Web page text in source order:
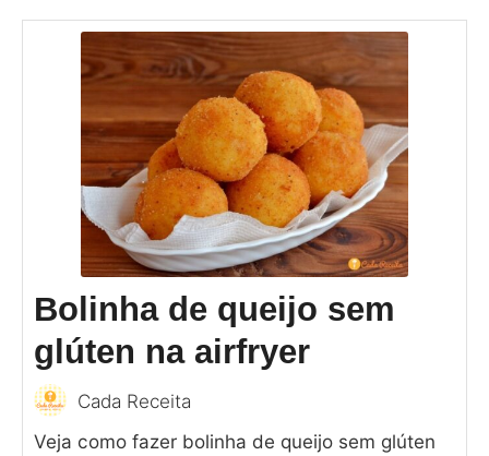
Bolinha de queijo sem
glúten na airfryer
Cada Receita
Veja como fazer bolinha de queijo sem glúten